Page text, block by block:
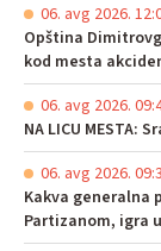
06. avg 2026.
Opština
kod mesta
06. avg 2026.
NA LICU MESTA:
06. avg 2026.
Kakva generalna
Partizanom, igra